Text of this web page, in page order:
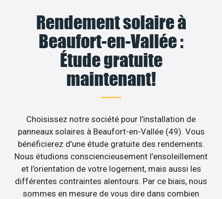
Rendement solaire à
Beaufort-en-Vallée :
Étude gratuite
maintenant!
Choisissez notre société pour l’installation de
panneaux solaires à Beaufort-en-Vallée (49). Vous
bénéficierez d’une étude gratuite des rendements.
Nous étudions consciencieusement l’ensoleillement
et l’orientation de votre logement, mais aussi les
différentes contraintes alentours. Par ce biais, nous
sommes en mesure de vous dire dans combien